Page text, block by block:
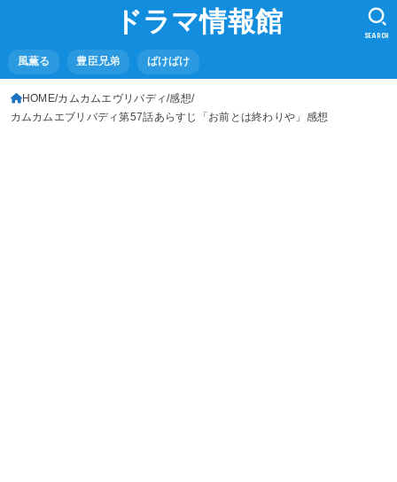
ドラマ情報館
風薫る 豊臣兄弟 ばけばけ
SEARCH
HOME カムカムエヴリバディ 感想
カムカムエブリバディ第57話あらすじ「お前とは終わりや」感想